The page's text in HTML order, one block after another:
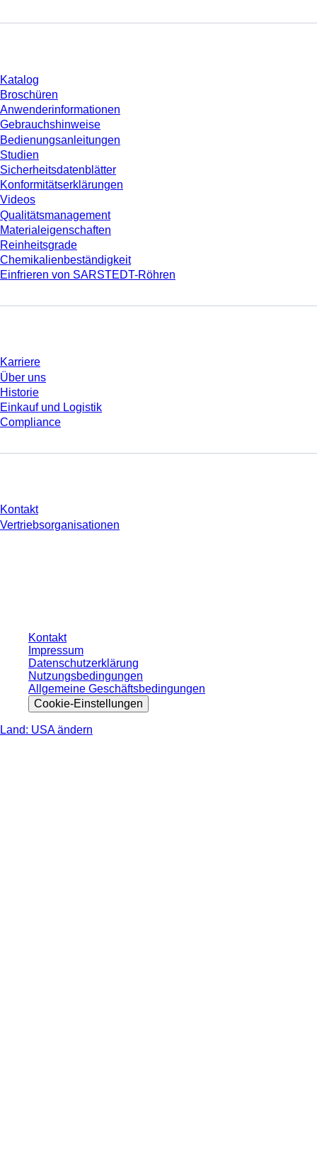
Katalog
Broschüren
Anwenderinformationen
Gebrauchshinweise
Bedienungsanleitungen
Studien
Sicherheitsdatenblätter
Konformitätserklärungen
Videos
Qualitätsmanagement
Materialeigenschaften
Reinheitsgrade
Chemikalienbeständigkeit
Einfrieren von SARSTEDT-Röhren
Karriere
Über uns
Historie
Einkauf und Logistik
Compliance
Kontakt
Vertriebsorganisationen
Kontakt
Impressum
Datenschutzerklärung
Nutzungsbedingungen
Allgemeine Geschäftsbedingungen
Cookie-Einstellungen
Land: USA ändern